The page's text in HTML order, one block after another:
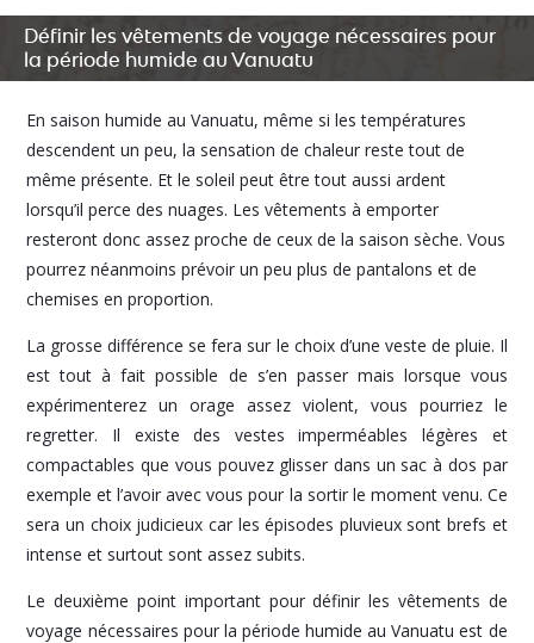
Définir les vêtements de voyage nécessaires pour
la période humide au Vanuatu
En saison humide au Vanuatu, même si les températures
descendent un peu, la sensation de chaleur reste tout de
même présente. Et le soleil peut être tout aussi ardent
lorsqu’il perce des nuages. Les vêtements à emporter
resteront donc assez proche de ceux de la saison sèche. Vous
pourrez néanmoins prévoir un peu plus de pantalons et de
chemises en proportion.
La grosse différence se fera sur le choix d’une veste de pluie. Il
est tout à fait possible de s’en passer mais lorsque vous
expérimenterez un orage assez violent, vous pourriez le
regretter. Il existe des vestes imperméables légères et
compactables que vous pouvez glisser dans un sac à dos par
exemple et l’avoir avec vous pour la sortir le moment venu. Ce
sera un choix judicieux car les épisodes pluvieux sont brefs et
intense et surtout sont assez subits.
Le deuxième point important pour définir les vêtements de
voyage nécessaires pour la période humide au Vanuatu est de